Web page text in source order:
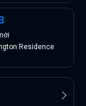
Residence